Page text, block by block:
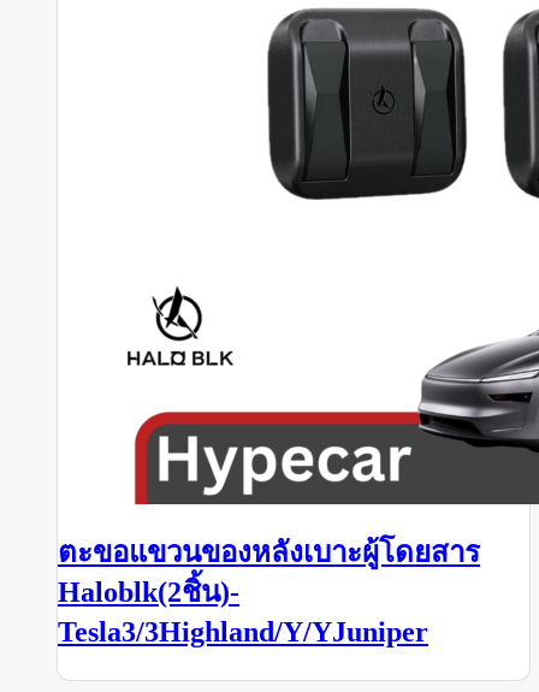
ตะขอแขวนของหลังเบาะผู้โดยสาร
Haloblk(2ชิ้น)-
Tesla3/3Highland/Y/YJuniper